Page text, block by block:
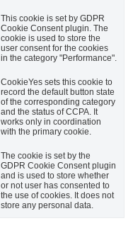
This cookie is set by GDPR
Cookie Consent plugin. The
cookie is used to store the
user consent for the cookies
in the category "Performance".
CookieYes sets this cookie to
record the default button state
of the corresponding category
and the status of CCPA. It
works only in coordination
with the primary cookie.
The cookie is set by the
GDPR Cookie Consent plugin
and is used to store whether
or not user has consented to
the use of cookies. It does not
store any personal data.